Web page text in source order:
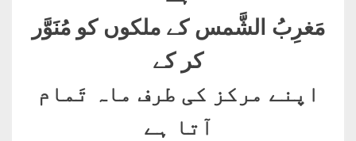
مَغرِبُ الشَّمس کے ملکوں کو مُنَوَّر
کر کے
اپنے مرکز کی طرف ماہ تَمام
آتا ہے